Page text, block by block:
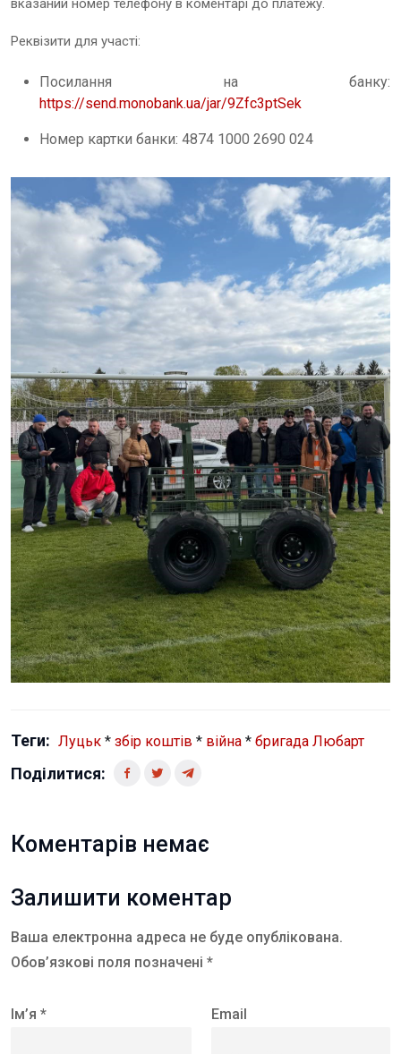
вказаний номер телефону в коментарі до платежу.
Реквізити для участі:
Посилання на банку:
https://send.monobank.ua/jar/9Zfc3ptSek
Номер картки банки: 4874 1000 2690 024
Теги: Луцьк * збір коштів * війна * бригада Любарт
Поділитися:
Коментарів немає
Залишити коментар
Ваша електронна адреса не буде опублікована.
Обов’язкові поля позначені *
Ім’я * Email